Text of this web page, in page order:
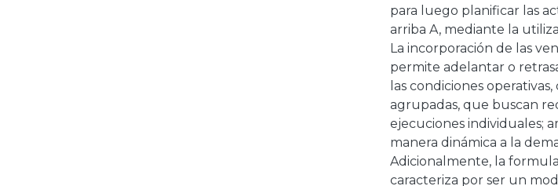
para luego planificar las
arriba A, mediante la
La incorporación de las
permite adelantar o
las condiciones
agrupadas, que buscan
ejecuciones individuales;
manera dinámica a la
Adicionalmente, la
caracteriza por ser un